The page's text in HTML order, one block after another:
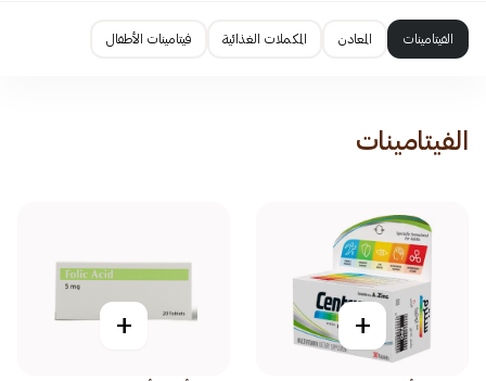
الفيتامينات المعادن المكملات الغذائية فيتامينات الأطفال
الفيتامينات
+
+